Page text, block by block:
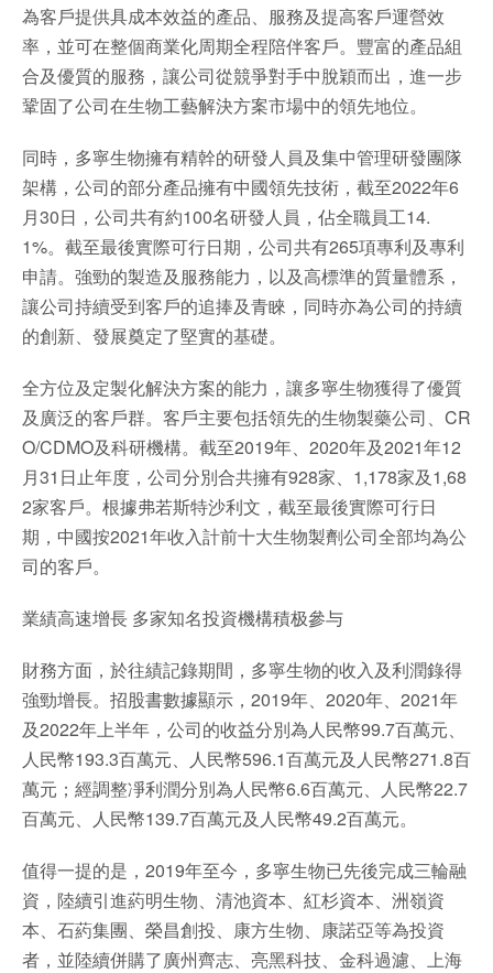
為客戶提供具成本效益的產品、服務及提高客戶運營效
率，並可在整個商業化周期全程陪伴客戶。豐富的產品組
合及優質的服務，讓公司從競爭對手中脫穎而出，進一步
鞏固了公司在生物工藝解決方案市場中的領先地位。
同時，多寧生物擁有精幹的研發人員及集中管理研發團隊
架構，公司的部分產品擁有中國領先技術，截至2022年6
月30日，公司共有約100名研發人員，佔全職員工14.
1%。截至最後實際可行日期，公司共有265項專利及專利
申請。強勁的製造及服務能力，以及高標準的質量體系，
讓公司持續受到客戶的追捧及青睞，同時亦為公司的持續
的創新、發展奠定了堅實的基礎。
全方位及定製化解決方案的能力，讓多寧生物獲得了優質
及廣泛的客戶群。客戶主要包括領先的生物製藥公司、CR
O/CDMO及科研機構。截至2019年、2020年及2021年12
月31日止年度，公司分別合共擁有928家、1,178家及1,68
2家客戶。根據弗若斯特沙利文，截至最後實際可行日
期，中國按2021年收入計前十大生物製劑公司全部均為公
司的客戶。
業績高速增長 多家知名投資機構積极參与
財務方面，於往績記錄期間，多寧生物的收入及利潤錄得
強勁增長。招股書數據顯示，2019年、2020年、2021年
及2022年上半年，公司的收益分別為人民幣99.7百萬元、
人民幣193.3百萬元、人民幣596.1百萬元及人民幣271.8百
萬元；經調整凈利潤分別為人民幣6.6百萬元、人民幣22.7
百萬元、人民幣139.7百萬元及人民幣49.2百萬元。
值得一提的是，2019年至今，多寧生物已先後完成三輪融
資，陸續引進葯明生物、清池資本、紅杉資本、洲嶺資
本、石葯集團、榮昌創投、康方生物、康諾亞等為投資
者，並陸續併購了廣州齊志、亮黑科技、金科過濾、上海